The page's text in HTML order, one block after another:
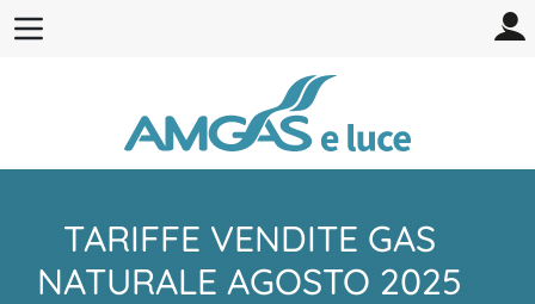
TARIFFE VENDITE GAS
NATURALE AGOSTO 2025